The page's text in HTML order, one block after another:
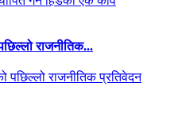
राजनीतिक...